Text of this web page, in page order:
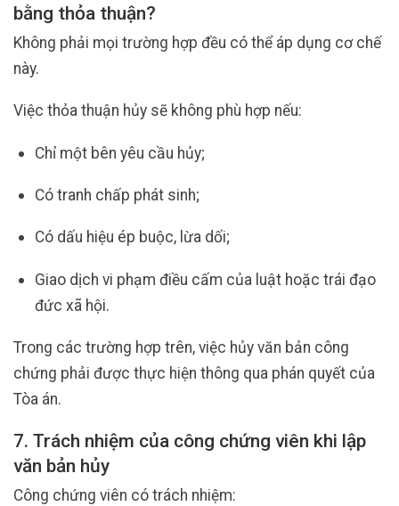
bằng thỏa thuận?
Không phải mọi trường hợp đều có thể áp dụng cơ chế
này.
Việc thỏa thuận hủy sẽ không phù hợp nếu:
Chỉ một bên yêu cầu hủy;
Có tranh chấp phát sinh;
Có dấu hiệu ép buộc, lừa dối;
Giao dịch vi phạm điều cấm của luật hoặc trái đạo
đức xã hội.
Trong các trường hợp trên, việc hủy văn bản công
chứng phải được thực hiện thông qua phán quyết của
Tòa án.
7. Trách nhiệm của công chứng viên khi lập
văn bản hủy
Công chứng viên có trách nhiệm: